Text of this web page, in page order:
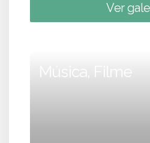
Ver
Música, Filme